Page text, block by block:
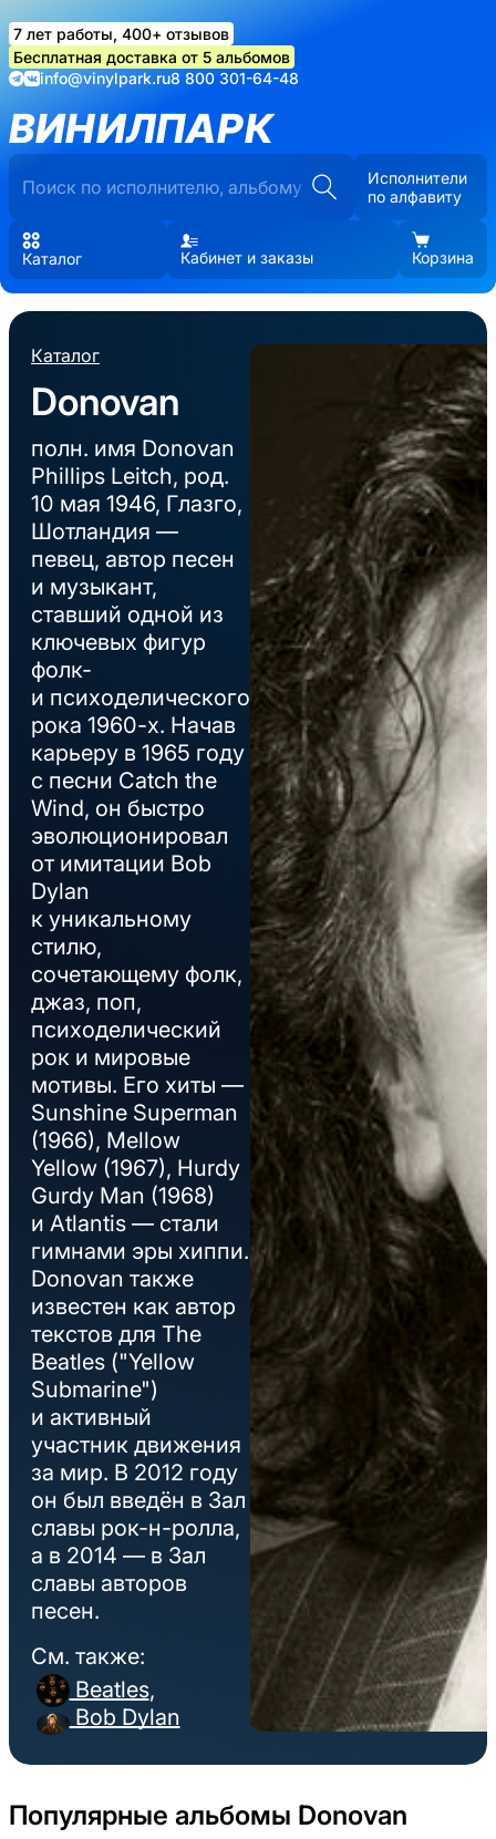
7 лет работы, 400+ отзывов
Бесплатная доставка от 5 альбомов
info@vinylpark.ru8 800 301-64-48
ВИНИЛПАРК
Исполнители
по алфавиту
Каталог Кабинет и заказы Корзина
Каталог
Donovan
полн. имя Donovan
Phillips Leitch, род.
10 мая 1946, Глазго,
Шотландия —
певец, автор песен
и музыкант,
ставший одной из
ключевых фигур
фолк-
и психоделического
рока 1960-х. Начав
карьеру в 1965 году
с песни Catch the
Wind, он быстро
эволюционировал
от имитации Bob
Dylan
к уникальному
стилю,
сочетающему фолк,
джаз, поп,
психоделический
рок и мировые
мотивы. Его хиты —
Sunshine Superman
(1966), Mellow
Yellow (1967), Hurdy
Gurdy Man (1968)
и Atlantis — стали
гимнами эры хиппи.
Donovan также
известен как автор
текстов для The
Beatles ("Yellow
Submarine")
и активный
участник движения
за мир. В 2012 году
он был введён в Зал
славы рок-н-ролла,
а в 2014 — в Зал
славы авторов
песен.
См. также:
Beatles,
Bob Dylan
Популярные альбомы Donovan